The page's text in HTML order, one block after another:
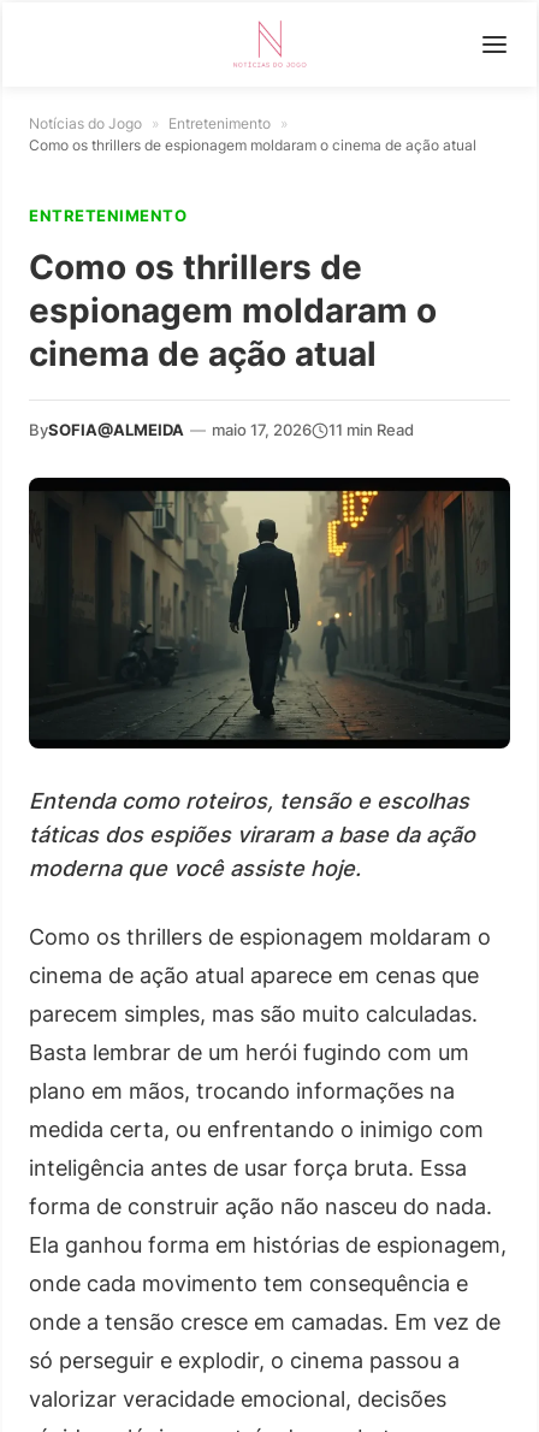
Notícias do Jogo » Entretenimento »
Como os thrillers de espionagem moldaram o cinema de ação atual
ENTRETENIMENTO
Como os thrillers de
espionagem moldaram o
cinema de ação atual
BySOFIA@ALMEIDA — maio 17, 2026 11 min Read
Entenda como roteiros, tensão e escolhas
táticas dos espiões viraram a base da ação
moderna que você assiste hoje.
Como os thrillers de espionagem moldaram o
cinema de ação atual aparece em cenas que
parecem simples, mas são muito calculadas.
Basta lembrar de um herói fugindo com um
plano em mãos, trocando informações na
medida certa, ou enfrentando o inimigo com
inteligência antes de usar força bruta. Essa
forma de construir ação não nasceu do nada.
Ela ganhou forma em histórias de espionagem,
onde cada movimento tem consequência e
onde a tensão cresce em camadas. Em vez de
só perseguir e explodir, o cinema passou a
valorizar veracidade emocional, decisões